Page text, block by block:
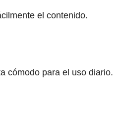
el contenido.
cómodo para el uso diario.